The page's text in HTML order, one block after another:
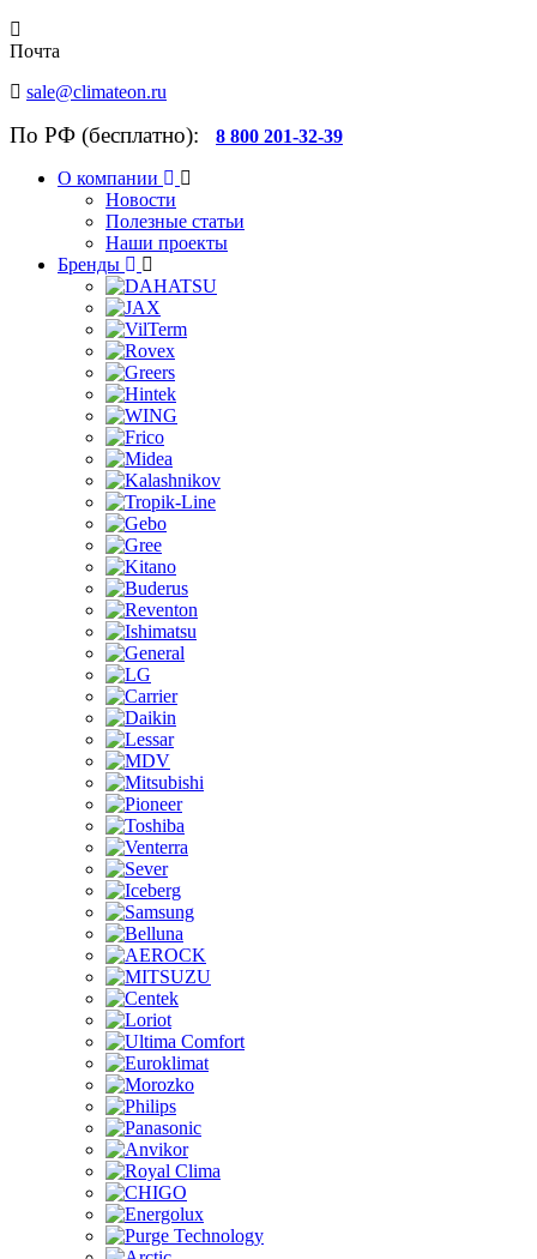
Почта
sale@climateon.ru
По РФ (бесплатно): 8 800 201-32-39
О компании
Новости
Полезные статьи
Наши проекты
Бренды